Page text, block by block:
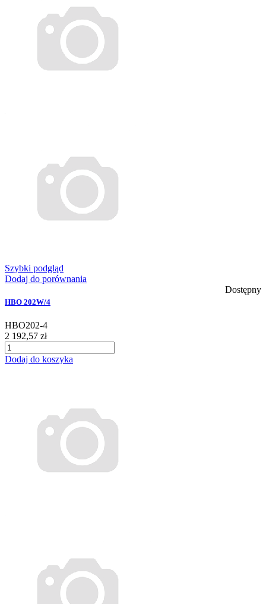
Szybki podgląd
Dodaj do porównania
Dostępny
HBO 202W/4
HBO202-4
2 192,57 zł
Dodaj do koszyka